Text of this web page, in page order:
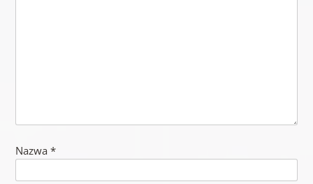
Nazwa *